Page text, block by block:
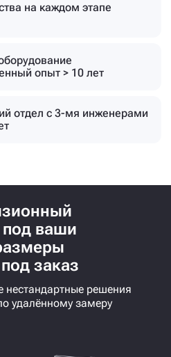
на каждом этапе
опыт > 10 лет
отдел с 3-мя инженерами
ваши
заказ
решения
удалённому замеру